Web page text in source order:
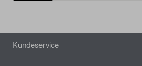
Bunntekst
Kundeservice